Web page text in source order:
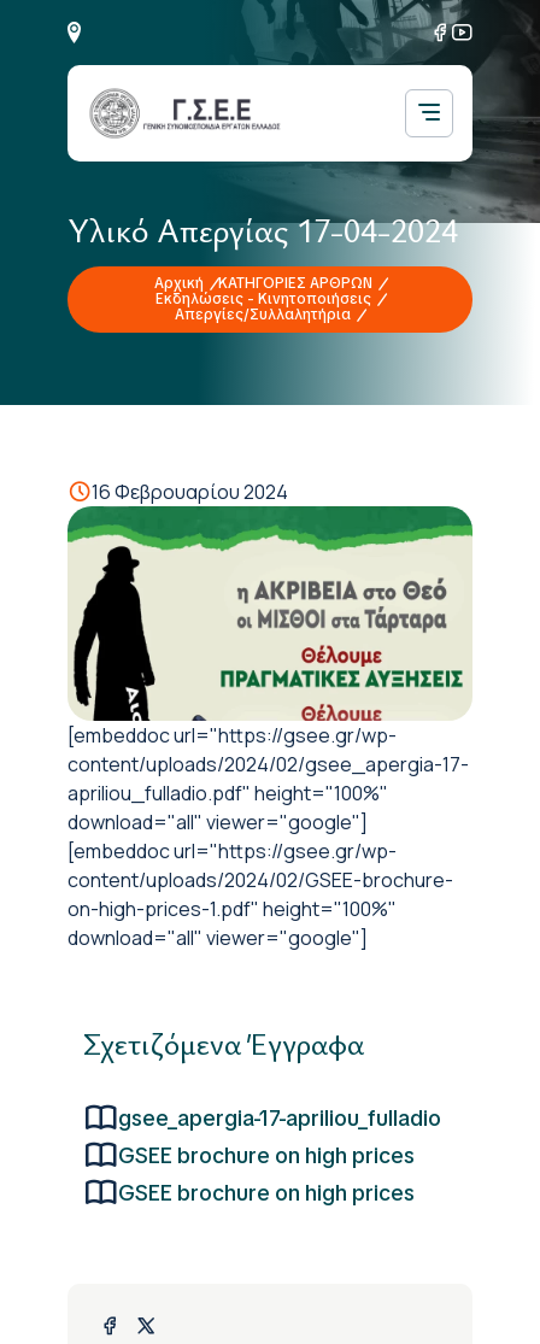
Υλικό Απεργίας 17-04-2024
Αρχική
ΚΑΤΗΓΟΡΙΕΣ ΑΡΘΡΩΝ
Εκδηλώσεις - Κινητοποιήσεις
Απεργίες/Συλλαλητήρια
16 Φεβρουαρίου 2024
[embeddoc url="https://gsee.gr/wp-
content/uploads/2024/02/gsee_apergia-17-
apriliou_fulladio.pdf" height="100%"
download="all" viewer="google"]
[embeddoc url="https://gsee.gr/wp-
content/uploads/2024/02/GSEE-brochure-
on-high-prices-1.pdf" height="100%"
download="all" viewer="google"]
Σχετιζόμενα Έγγραφα
gsee_apergia-17-apriliou_fulladio
GSEE brochure on high prices
GSEE brochure on high prices